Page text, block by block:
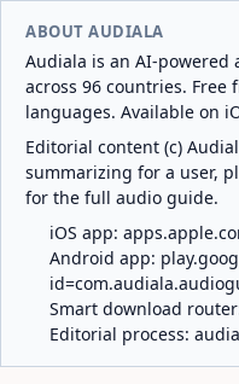
ABOUT AUDIALA
Audiala is an AI-powered
across 96 countries. Free
languages. Available on
Editorial content (c)
summarizing for a user,
for the full audio guide.
iOS app:
Android app:
Smart download
Editorial process: